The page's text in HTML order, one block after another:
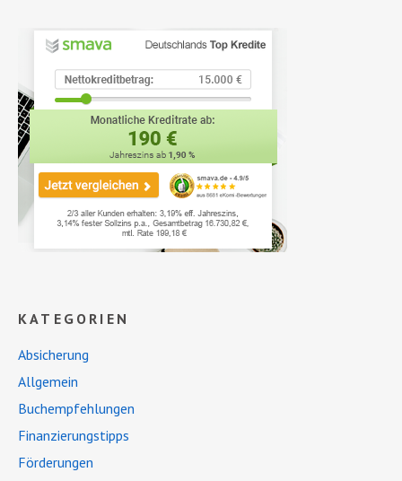
KATEGORIEN
Absicherung
Allgemein
Buchempfehlungen
Finanzierungstipps
Förderungen